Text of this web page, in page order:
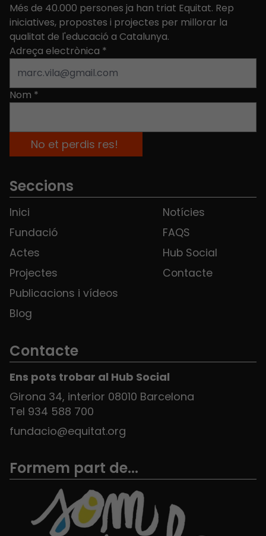
Més de 40.000 persones ja han triat Equitat. Rep
iniciatives, propostes i projectes per millorar la
qualitat de l'educació a Catalunya.
Adreça electrònica *
Nom *
Seccions
Inici
Fundació
Actes
Projectes
Publicacions i vídeos
Blog
Notícies
FAQS
Hub Social
Contacte
Contacte
Ens pots trobar al Hub Social
Girona 34, interior 08010 Barcelona
Tel 934 588 700
fundacio@equitat.org
Formem part de...